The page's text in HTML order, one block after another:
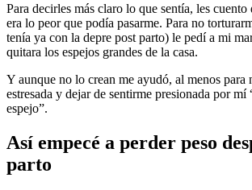
Para decirles más claro lo que sentía, les cuento
era lo peor que podía pasarme. Para no
tenía ya con la depre post parto) le pedí a mi
quitara los espejos grandes de la casa.
Y aunque no lo crean me ayudó, al menos para
estresada y dejar de sentirme presionada por mí
espejo”.
Así empecé a perder peso
parto